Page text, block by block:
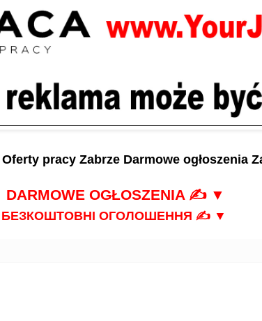
Oferty pracy Zabrze Darmowe ogłoszenia
DARMOWE OGŁOSZENIA✍ ▼
БЕЗКОШТОВНІ ОГОЛОШЕННЯ ✍ ▼